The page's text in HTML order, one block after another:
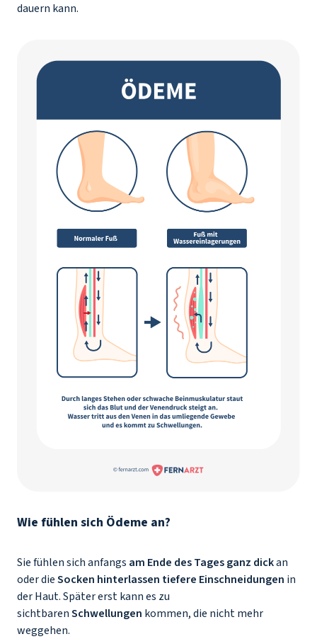
dauern kann.
Wie fühlen sich Ödeme an?
Sie fühlen sich anfangs am Ende des Tages ganz dickan
oder dieSocken hinterlassen tiefere Einschneidungen in
der Haut. Später erst kann es zu
sichtbarenSchwellungen kommen, die nicht mehr
weggehen.